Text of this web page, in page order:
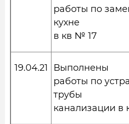
работы по
кухне
в кв № 17
19.04.21
Выполнены
работы по
трубы
канализации в